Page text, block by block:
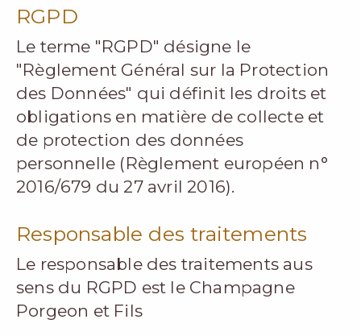
RGPD
Le terme "RGPD" désigne le
"Règlement Général sur la Protection
des Données" qui définit les droits et
obligations en matière de collecte et
de protection des données
personnelle (Règlement européen n°
2016/679 du 27 avril 2016).
Responsable des traitements
Le responsable des traitements aus
sens du RGPD est le Champagne
Porgeon et Fils